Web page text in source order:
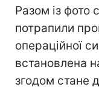
Разом із
потрапили
операційної
встановлена
згодом стане